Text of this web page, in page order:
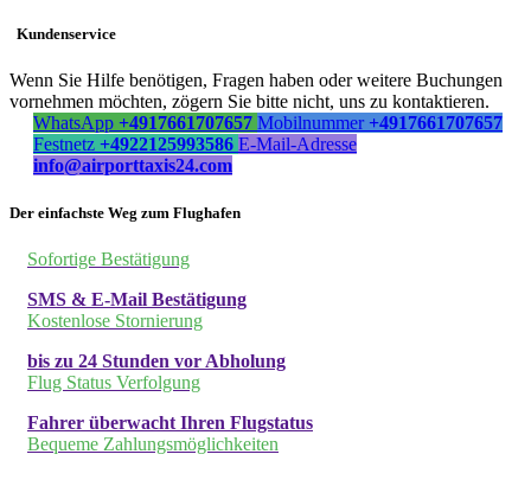
Kundenservice
Wenn Sie Hilfe benötigen, Fragen haben oder weitere Buchungen
vornehmen möchten, zögern Sie bitte nicht, uns zu kontaktieren.
WhatsApp +4917661707657 Mobilnummer +4917661707657
Festnetz +4922125993586 E-Mail-Adresse
info@airporttaxis24.com
Der einfachste Weg zum Flughafen
Sofortige Bestätigung
SMS & E-Mail Bestätigung
Kostenlose Stornierung
bis zu 24 Stunden vor Abholung
Flug Status Verfolgung
Fahrer überwacht Ihren Flugstatus
Bequeme Zahlungsmöglichkeiten